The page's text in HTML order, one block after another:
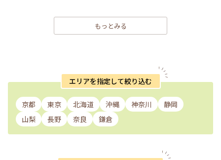
もっとみる
エリアを指定して絞り込む
京都 東京 北海道 沖縄 神奈川
静岡
山梨
長野 奈良 鎌倉